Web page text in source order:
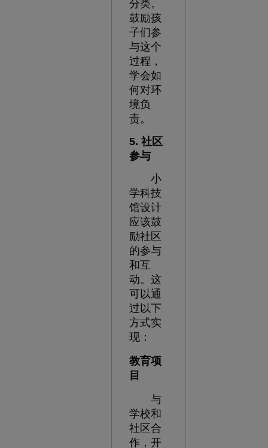
分类。
鼓励孩
子们参
与这个
过程，
学会如
何对环
境负
责。
5. 社区
参与
小
学科技
馆设计
应该鼓
励社区
的参与
和互
动。这
可以通
过以下
方式实
现：
教育项
目
与
学校和
社区合
作，开